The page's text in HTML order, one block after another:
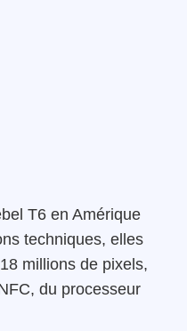
T6 en Amérique
techniques, elles
millions de pixels,
du processeur